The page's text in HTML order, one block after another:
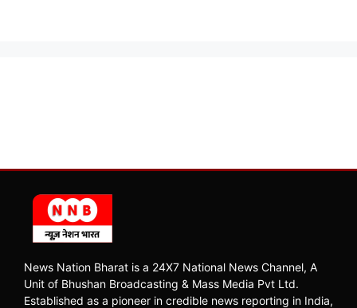
News Nation Bharat is a 24X7 National News Channel, A
Unit of Bhushan Broadcasting & Mass Media Pvt Ltd.
Established as a pioneer in credible news reporting in India,